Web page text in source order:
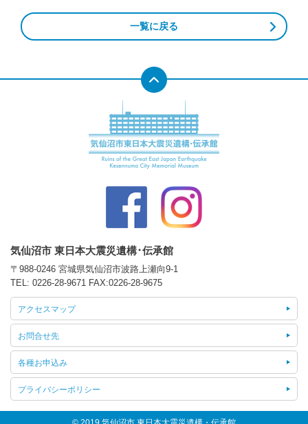
一覧に戻る
気仙沼市 東日本大震災遺構･伝承館
〒988-0246 宮城県気仙沼市波路上瀬向9-1
TEL: 0226-28-9671 FAX:0226-28-9675
アクセスマップ
お問合せ先
各種お申込み
プライバシーポリシー